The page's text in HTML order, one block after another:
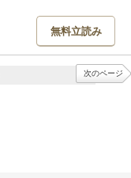
無料立読み
次のページ